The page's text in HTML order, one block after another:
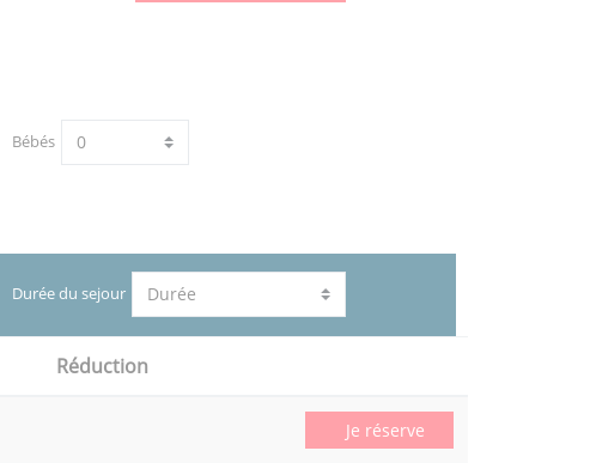
Bébés
Durée du sejour
Réduction
Je réserve